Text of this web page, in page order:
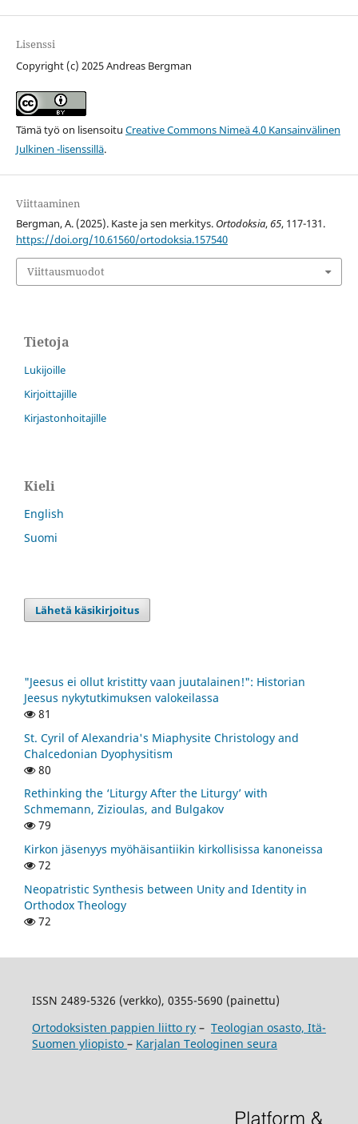
Lisenssi
Copyright (c) 2025 Andreas Bergman
Tämä työ on lisensoitu Creative Commons Nimeä 4.0 Kansainvälinen
Julkinen -lisenssillä.
Viittaaminen
Bergman, A. (2025). Kaste ja sen merkitys. Ortodoksia,65, 117-131.
https://doi.org/10.61560/ortodoksia.157540
Viittausmuodot
Tietoja
Lukijoille
Kirjoittajille
Kirjastonhoitajille
Kieli
English
Suomi
Lähetä käsikirjoitus
"Jeesus ei ollut kristitty vaan juutalainen!": Historian
Jeesus nykytutkimuksen valokeilassa
81
St. Cyril of Alexandria's Miaphysite Christology and
Chalcedonian Dyophysitism
80
Rethinking the ‘Liturgy After the Liturgy’ with
Schmemann, Zizioulas, and Bulgakov
79
Kirkon jäsenyys myöhäisantiikin kirkollisissa kanoneissa
72
Neopatristic Synthesis between Unity and Identity in
Orthodox Theology
72
ISSN 2489-5326 (verkko), 0355-5690 (painettu)
Ortodoksisten pappien liitto ry– Teologian osasto, Itä-
Suomen yliopisto – Karjalan Teologinen seura